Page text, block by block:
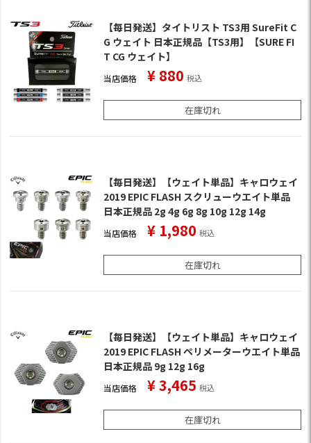
【毎日発送】タイトリスト TS3用 SureFit C
G ウェイト 日本正規品【TS3用】【SURE FI
T CG ウェイト】
当店価格 ¥ 880 税込
在庫切れ
【毎日発送】【ウェイト単品】キャロウェイ
2019 EPIC FLASH スクリューウエイト単品
日本正規品 2g 4g 6g 8g 10g 12g 14g
当店価格 ¥ 1,980 税込
在庫切れ
【毎日発送】【ウェイト単品】キャロウェイ
2019 EPIC FLASH ペリメーターウエイト単品
日本正規品 9g 12g 16g
当店価格 ¥3,465 税込
在庫切れ